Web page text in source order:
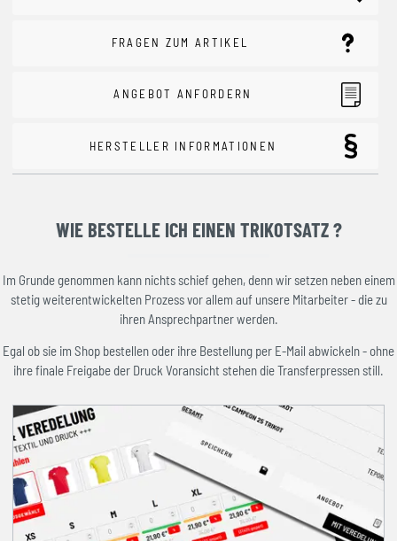
FRAGEN ZUM ARTIKEL
ANGEBOT ANFORDERN
HERSTELLER INFORMATIONEN
WIE BESTELLE ICH EINEN TRIKOTSATZ ?
Im Grunde genommen kann nichts schief gehen, denn wir setzen neben einem
stetig weiterentwickelten Prozess vor allem auf unsere Mitarbeiter - die zu
ihren Ansprechpartner werden.
Egal ob sie im Shop bestellen oder ihre Bestellung per E-Mail abwickeln - ohne
ihre finale Freigabe der Druck Voransicht stehen die Transferpressen still.